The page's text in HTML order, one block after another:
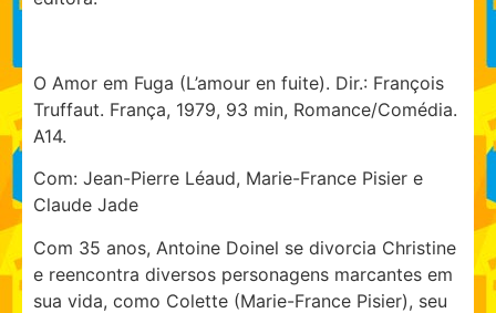
O Amor em Fuga (L’amour en fuite). Dir.: François
Truffaut. França, 1979, 93 min, Romance/Comédia.
A14.
Com: Jean-Pierre Léaud, Marie-France Pisier e
Claude Jade
Com 35 anos, Antoine Doinel se divorcia Christine
e reencontra diversos personagens marcantes em
sua vida, como Colette (Marie-France Pisier), seu